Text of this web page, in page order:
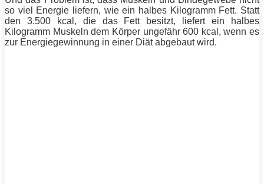
so viel Energie liefern, wie ein halbes Kilogramm Fett. Statt
den 3.500 kcal, die das Fettbesitzt, liefert ein halbes
Kilogramm Muskeln dem Körper ungefähr 600 kcal, wenn es
zur Energiegewinnung in einer Diätabgebaut wird.